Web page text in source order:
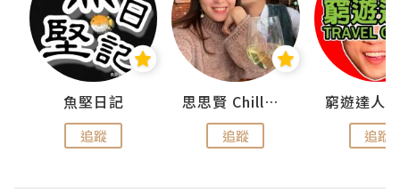
魚堅日記
追蹤
思思賢 ChillMyBabe
追蹤 追蹤